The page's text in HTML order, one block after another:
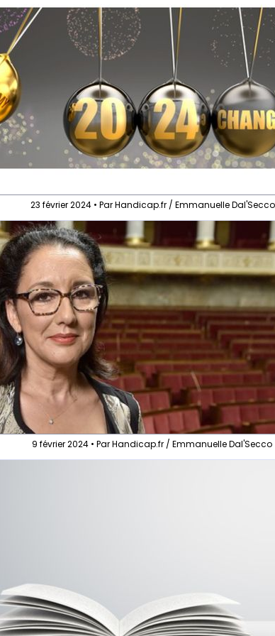
23 février 2024 • Par Handicap.fr / Emmanuelle
9 février 2024 • Par Handicap.fr / Emmanuelle Dal'Secco